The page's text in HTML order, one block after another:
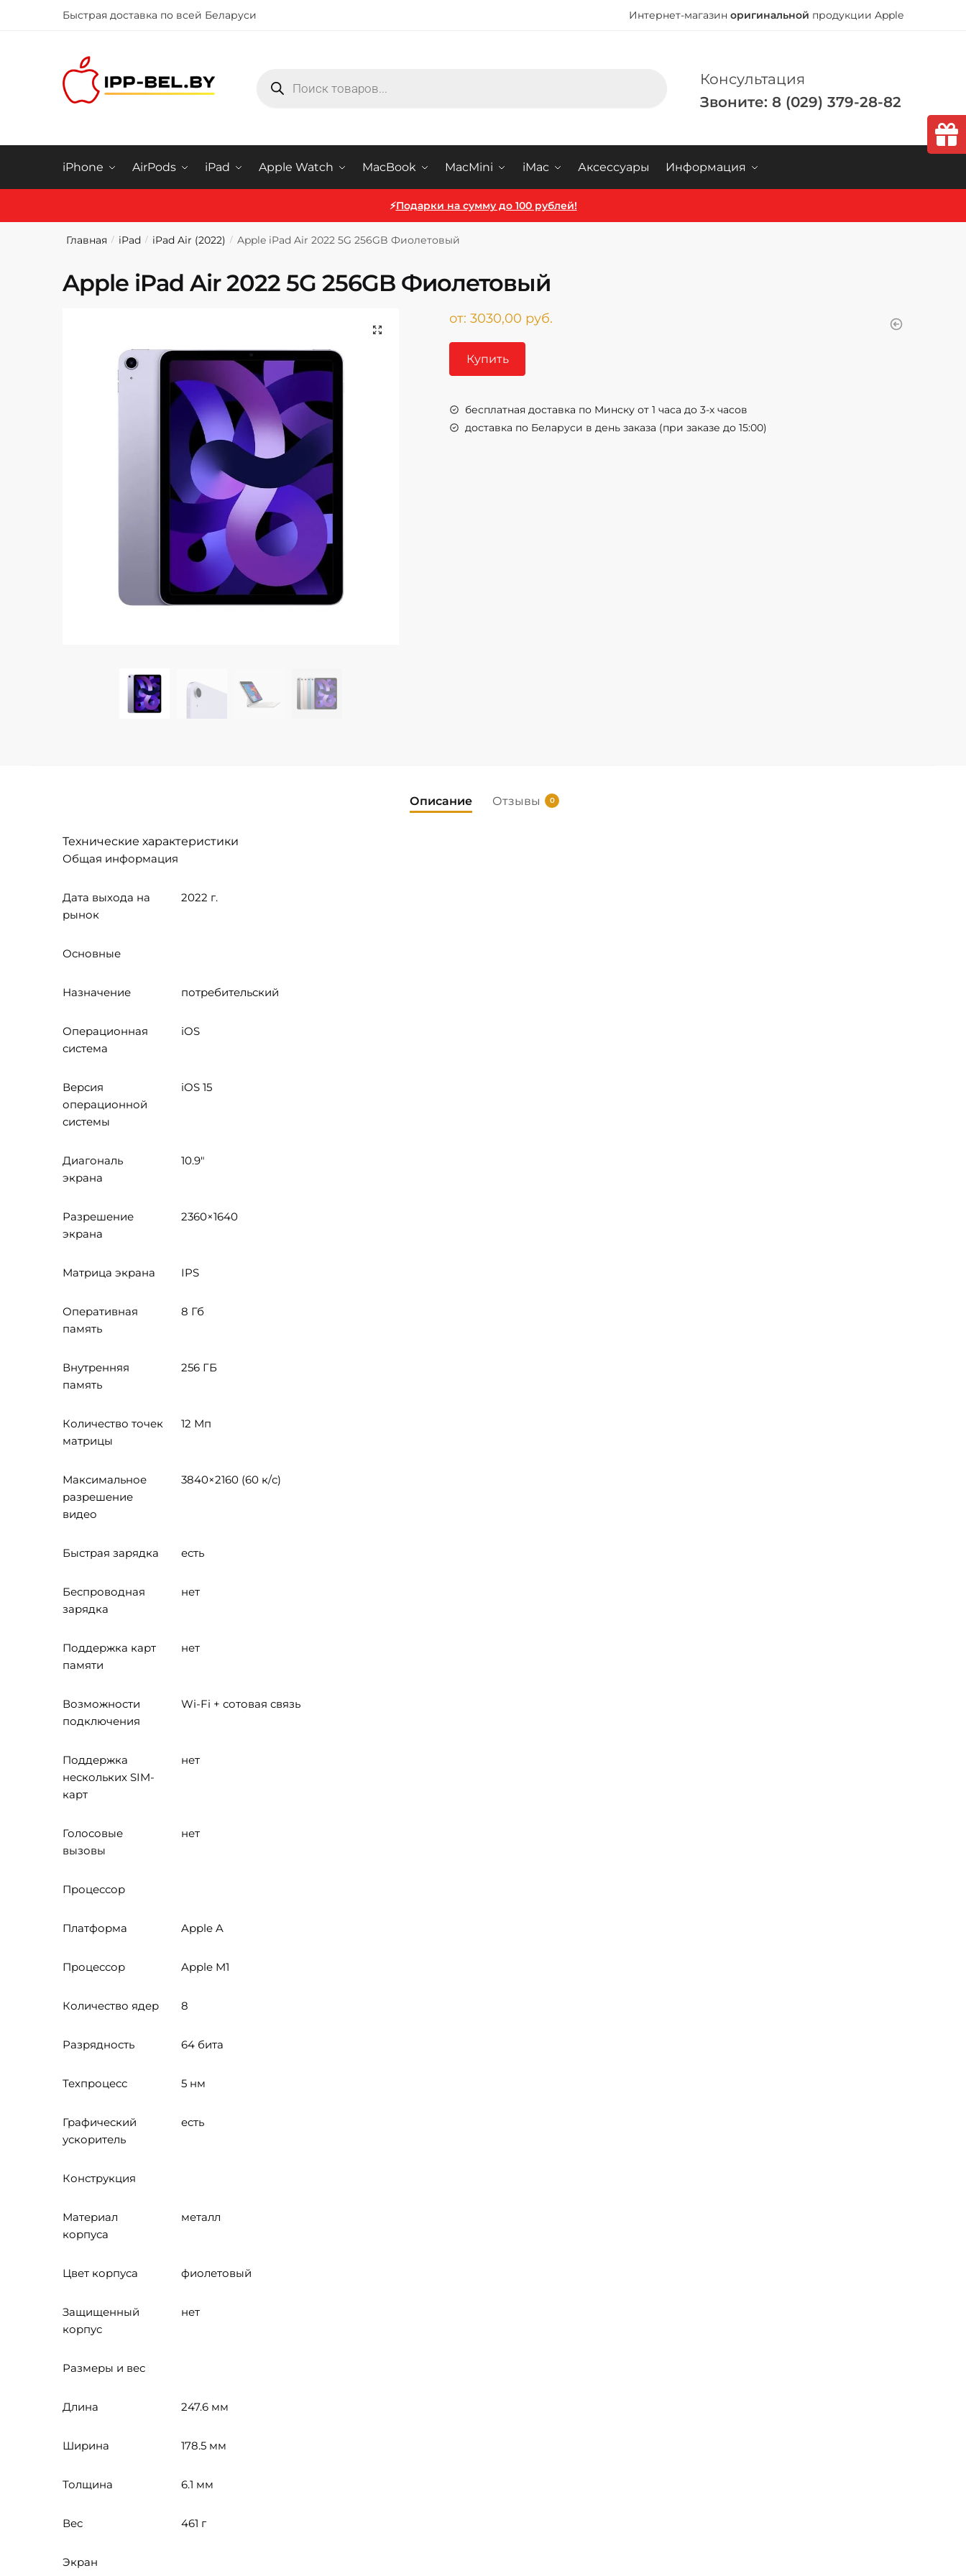
Быстрая доставка по всей Беларуси Интернет-магазин оригинальной продукции Apple
Консультация
Звоните: 8 (029) 379-28-82
iPhone AirPods iPad Apple Watch MacBook MacMini iMac Аксессуары Информация
⚡Подарки на сумму до 100 рублей!
Главная / iPad / iPad Air (2022) / Apple iPad Air 2022 5G 256GB Фиолетовый
Apple iPad Air 2022 5G 256GB Фиолетовый
🔍
от:3030,00 руб.
Купить
бесплатная доставка по Минску от 1 часа до 3-х часов
доставка по Беларуси в день заказа (при заказе до 15:00)
Описание Отзывы 0
Технические характеристики
Общая информация
Дата выхода на
рынок
2022 г.
Основные
Назначение потребительский
Операционная
система
iOS
Версия
операционной
системы
iOS 15
Диагональ
экрана
10.9"
Разрешение
экрана
2360×1640
Матрица экрана IPS
Оперативная
память
8 Гб
Внутренняя
память
256 ГБ
Количество точек
матрицы
12 Мп
Максимальное
разрешение
видео
3840×2160 (60 к/с)
Быстрая зарядка есть
Беспроводная
зарядка
нет
Поддержка карт
памяти
нет
Возможности
подключения
Wi-Fi + сотовая связь
Поддержка
нескольких SIM-
карт
нет
Голосовые
вызовы
нет
Процессор
Платформа Apple A
Процессор Apple M1
Количество ядер 8
Разрядность 64 бита
Техпроцесс 5 нм
Графический
ускоритель
есть
Конструкция
Материал
корпуса
металл
Цвет корпуса фиолетовый
Защищенный
корпус
нет
Размеры и вес
Длина 247.6 мм
Ширина 178.5 мм
Толщина 6.1 мм
Вес 461 г
Экран